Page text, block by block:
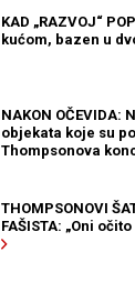
KAD „RAZVOJ“
kućom, bazen u
NAKON
objekata koje su
Thompsonova
THOMPSONOVI
FAŠISTA: „Oni